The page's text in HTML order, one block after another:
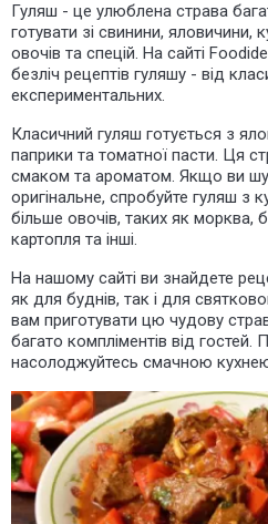
Гуляш - це улюблена страва
готувати зі свинини,
овочів та спецій. На сайті
безліч рецептів гуляшу - від
експериментальних.
Класичний гуляш готується з
паприки та томатної пасти. Ця
смаком та ароматом. Якщо ви
оригінальне, спробуйте гуляш з
більше овочів, таких як морква,
картопля та інші.
На нашому сайті ви знайдете
як для буднів, так і для
вам приготувати цю чудову
багато компліментів від
насолоджуйтесь смачною